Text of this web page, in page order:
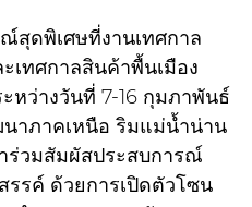
สุดพิเศษที่งานเทศกาล
เทศกาลสินค้าพื้นเมือง
หว่างวันที่ 7-16 กุมภาพันธ์
าภาคเหนือ ริมแม่น้ำน่าน
ร่วมสัมผัสประสบการณ์
รรค์ ด้วยการเปิดตัวโซน